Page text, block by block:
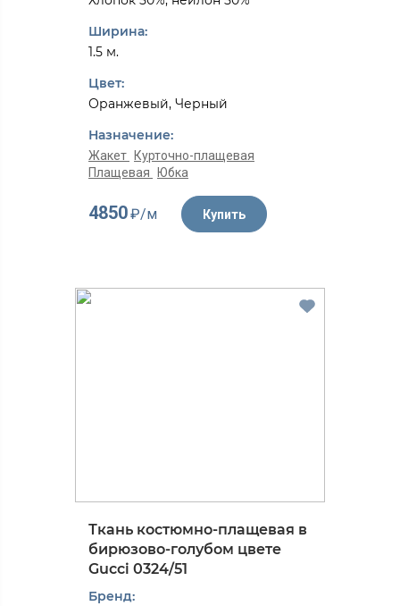
Ширина:
1.5 м.
Цвет:
Оранжевый, Черный
Назначение:
Жакет
Курточно-плащевая
Плащевая
Юбка
4850₽/м Купить
Ткань костюмно-плащевая в
бирюзово-голубом цвете
Gucci 0324/51
Бренд: